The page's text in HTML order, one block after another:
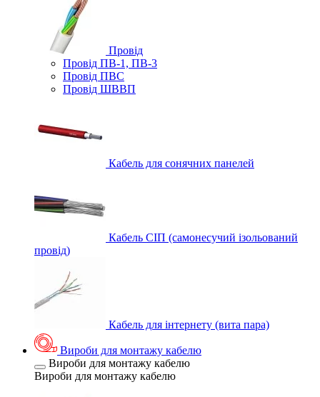
Провід
Провід ПВ-1, ПВ-3
Провід ПВС
Провід ШВВП
Кабель для сонячних панелей
Кабель СІП (самонесучий ізольований
провід)
Кабель для інтернету (вита пара)
Вироби для монтажу кабелю
Вироби для монтажу кабелю
Вироби для монтажу кабелю